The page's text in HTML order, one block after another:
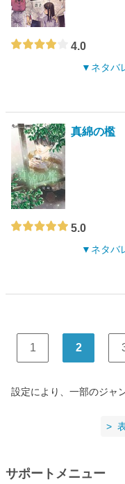
4.0
ネタバ
真綿の檻
5.0
ネタバ
1 2
設定により、一部のジャ
サポートメニュー